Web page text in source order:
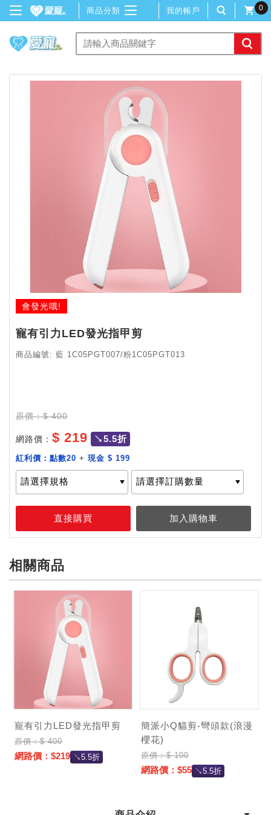
商品分類 我的帳戶 0
會發光哦!
寵有引力LED發光指甲剪
商品編號: 藍 1C05PGT007/粉1C05PGT013
原價：$ 400
網路價： $ 219 ↘5.5折
紅利價： 點數20 + 現金 $ 199
相關商品
寵有引力LED發光指甲剪
原價：$ 400
網路價：$219 ↘5.5折
簡派小Q貓剪-彎頭款(浪漫
櫻花)
原價：$ 100
網路價：$55 ↘5.5折